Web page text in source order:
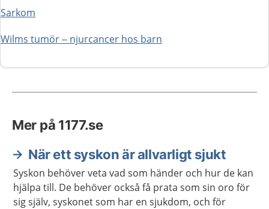
Sarkom
Wilms tumör – njurcancer hos barn
Mer på 1177.se
När ett syskon är allvarligt sjukt
Syskon behöver veta vad som händer och hur de kan
hjälpa till. De behöver också få prata som sin oro för
sig själv, syskonet som har en sjukdom, och för